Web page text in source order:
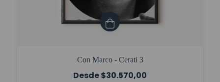
Con Marco - Cerati 3
$30.570,00